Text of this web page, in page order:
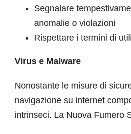
Segnalare
anomalie o violazioni
Rispettare i termini di
Virus e Malware
Nonostante le misure di
navigazione su internet
intrinseci. La Nuova Fumero